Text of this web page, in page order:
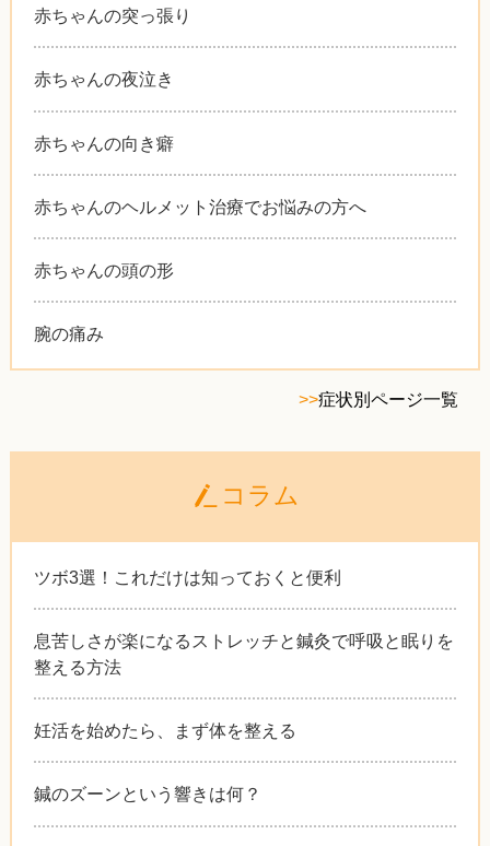
赤ちゃんの突っ張り
赤ちゃんの夜泣き
赤ちゃんの向き癖
赤ちゃんのヘルメット治療でお悩みの方へ
赤ちゃんの頭の形
腕の痛み
>>症状別ページ一覧
コラム
ツボ3選！これだけは知っておくと便利
息苦しさが楽になるストレッチと鍼灸で呼吸と眠りを
整える方法
妊活を始めたら、まず体を整える
鍼のズーンという響きは何？